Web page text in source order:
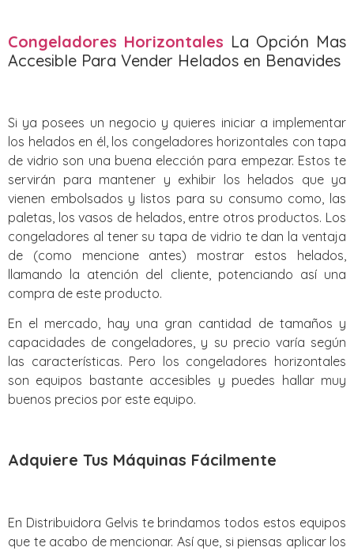
Congeladores Horizontales La Opción Mas
Accesible Para Vender Helados en Benavides
Si ya posees un negocio y quieres iniciar a implementar
los helados en él, los congeladores horizontales con tapa
de vidrio son una buena elección para empezar. Estos te
servirán para mantener y exhibir los helados que ya
vienen embolsados y listos para su consumo como, las
paletas, los vasos de helados, entre otros productos. Los
congeladores al tener su tapa de vidrio te dan la ventaja
de (como mencione antes) mostrar estos helados,
llamando la atención del cliente, potenciando así una
compra de este producto.
En el mercado, hay una gran cantidad de tamaños y
capacidades de congeladores, y su precio varía según
las características. Pero los congeladores horizontales
son equipos bastante accesibles y puedes hallar muy
buenos precios por este equipo.
Adquiere Tus Máquinas Fácilmente
En Distribuidora Gelvis te brindamos todos estos equipos
que te acabo de mencionar. Así que, si piensas aplicar los